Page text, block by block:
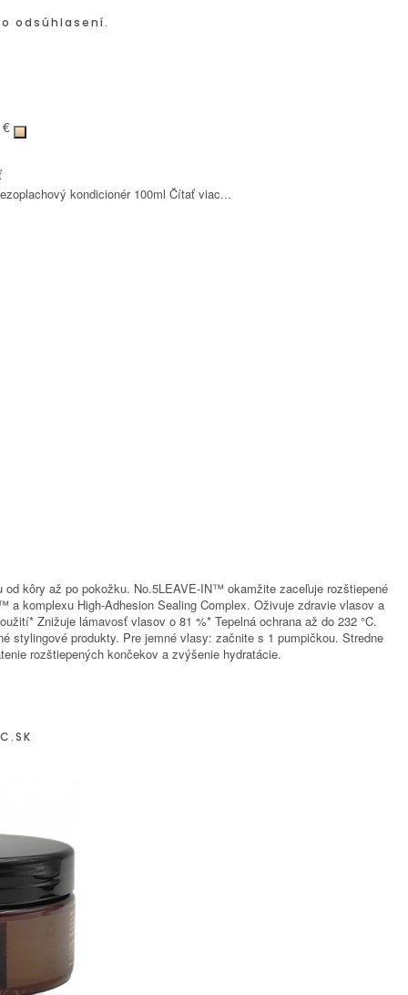
odsúhlasení.
kondicionér 100ml Čítať viac...
kôry až po pokožku. No.5LEAVE-IN™ okamžite zaceľuje rozštiepené
komplexu High-Adhesion Sealing Complex. Oživuje zdravie vlasov a
Znižuje lámavosť vlasov o 81 %* Tepelná ochrana až do 232 °C.
stylingové produkty. Pre jemné vlasy: začnite s 1 pumpičkou. Stredne
rozštiepených končekov a zvýšenie hydratácie.